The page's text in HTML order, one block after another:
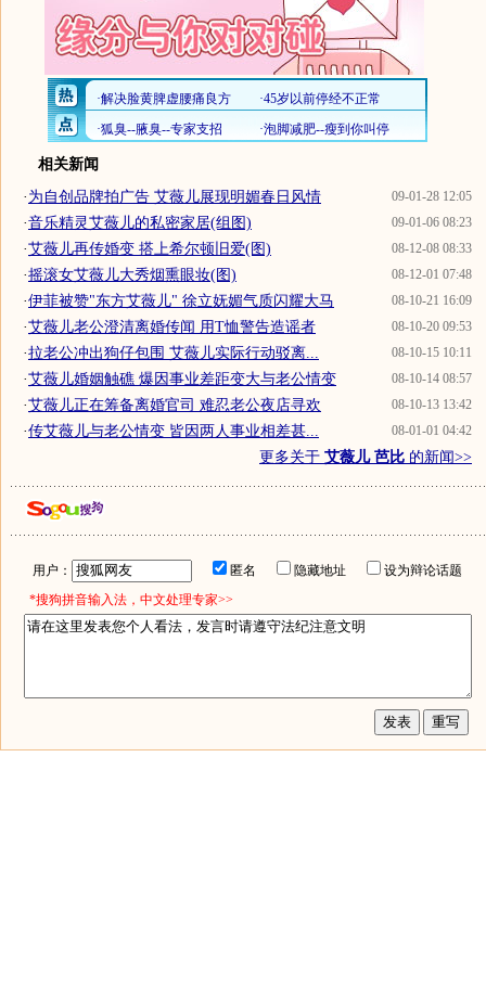
相关新闻
09-01-28 12:05
·为自创品牌拍广告 艾薇儿展现明媚春日风情
09-01-06 08:23
·音乐精灵艾薇儿的私密家居(组图)
08-12-08 08:33
·艾薇儿再传婚变 搭上希尔顿旧爱(图)
08-12-01 07:48
·摇滚女艾薇儿大秀烟熏眼妆(图)
08-10-21 16:09
·伊菲被赞"东方艾薇儿" 徐立妩媚气质闪耀大马
08-10-20 09:53
·艾薇儿老公澄清离婚传闻 用T恤警告造谣者
08-10-15 10:11
·拉老公冲出狗仔包围 艾薇儿实际行动驳离...
08-10-14 08:57
·艾薇儿婚姻触礁 爆因事业差距变大与老公情变
08-10-13 13:42
·艾薇儿正在筹备离婚官司 难忍老公夜店寻欢
08-01-01 04:42
·传艾薇儿与老公情变 皆因两人事业相差甚...
更多关于 艾薇儿 芭比 的新闻>>
用户： 匿名 隐藏地址
设为辩论话题
*搜狗拼音输入法，中文处理专家>>